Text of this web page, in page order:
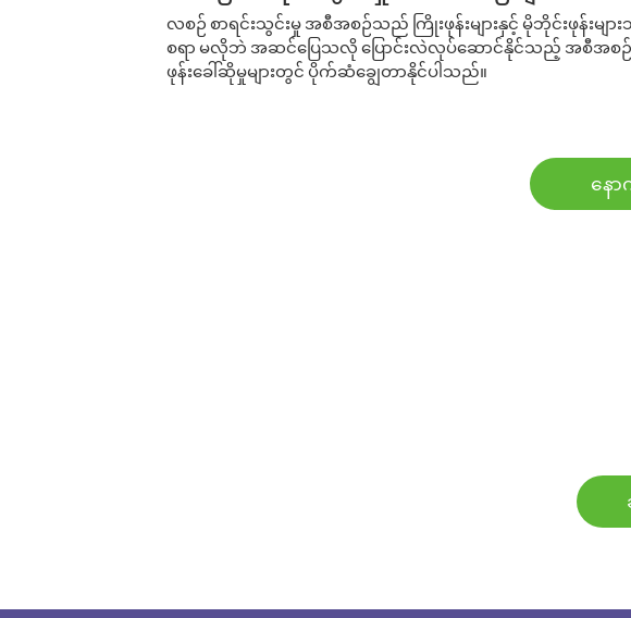
လစဉ် စာရင်းသွင်းမှု အစီအစဉ်သည် ကြိုးဖုန်းများနှင့် မိုဘိုင်းဖုန်း
စရာ မလိုဘဲ အဆင်ပြေသလို ပြောင်းလဲလုပ်ဆောင်နိုင်သည့် အစီအစဉ်
ဖုန်းခေါ်ဆိုမှုများတွင် ပိုက်ဆံချွေတာနိုင်ပါသည်။
နေ